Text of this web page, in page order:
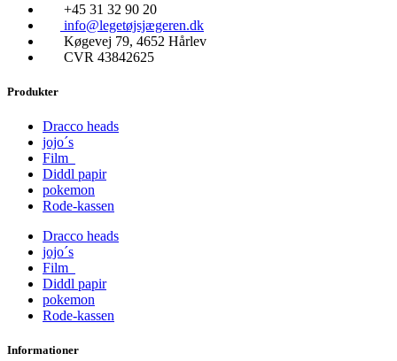
+45 31 32 90 20
info@legetøjsjægeren.dk
Køgevej 79, 4652 Hårlev
CVR 43842625
Produkter
Dracco heads
jojo´s
Film
Diddl papir
pokemon
Rode-kassen
Dracco heads
jojo´s
Film
Diddl papir
pokemon
Rode-kassen
Informationer